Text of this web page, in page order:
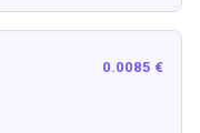
0.0085 €